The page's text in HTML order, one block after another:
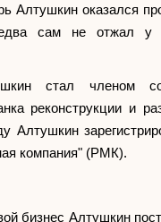
Алтушкин оказался
едва сам не отжал
стал членом
реконструкции и
Алтушкин
компания" (РМК).
бизнес Алтушкин